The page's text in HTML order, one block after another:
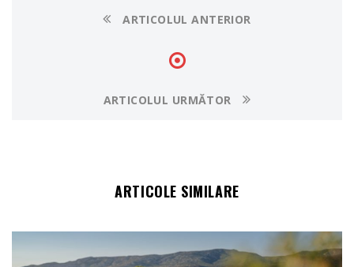
ARTICOLUL ANTERIOR
ARTICOLUL URMĂTOR
ARTICOLE SIMILARE